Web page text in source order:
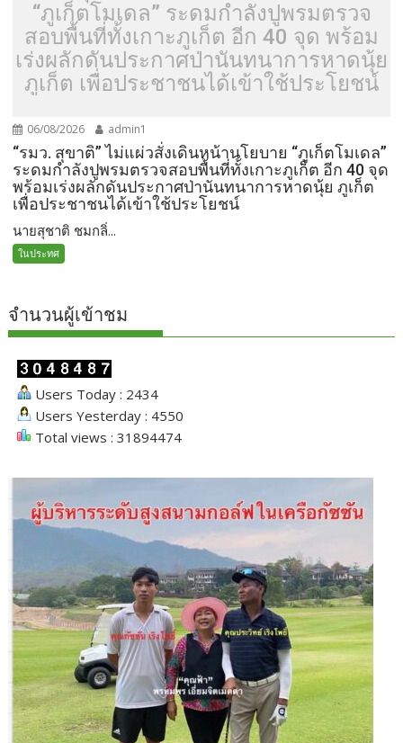
“ภูเก็ตโมเดล” ระดมกำลังปูพรมตรวจ
สอบพื้นที่ทั้งเกาะภูเก็ต อีก 40 จุด พร้อม
เร่งผลักดันประกาศป่านันทนาการหาดนุ้ย
ภูเก็ต เพื่อประชาชนได้เข้าใช้ประโยชน์
06/08/2026 admin1
“รมว. สุขาติ” ไม่แผ่วสั่งเดินหน้านโยบาย “ภูเก็ตโมเดล”
ระดมกำลังปูพรมตรวจสอบพื้นที่ทั้งเกาะภูเก็ต อีก 40 จุด
พร้อมเร่งผลักดันประกาศป่านันทนาการหาดนุ้ย ภูเก็ต
เพื่อประชาชนได้เข้าใช้ประโยชน์
นายสุชาติ ชมกลิ่...
ในประทศ
จำนวนผู้เข้าชม
Users Today : 2434
Users Yesterday : 4550
Total views : 31894474